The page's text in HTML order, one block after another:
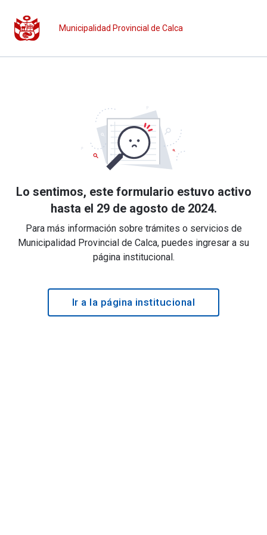
Municipalidad Provincial de Calca
Lo sentimos, este formulario estuvo activo
hasta el 29 de agosto de 2024.
Para más información sobre trámites o servicios de
Municipalidad Provincial de Calca, puedes ingresar a su
página institucional.
Ir a la página institucional